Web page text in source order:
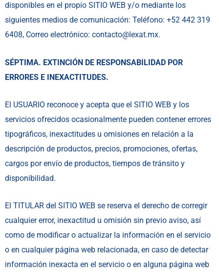
disponibles en el propio SITIO WEB y/o mediante los
siguientes medios de comunicación: Teléfono: +52 442 319
6408, Correo electrónico: contacto@lexat.mx.
SÉPTIMA. EXTINCIÓN DE RESPONSABILIDAD POR
ERRORES E INEXACTITUDES.
El USUARIO reconoce y acepta que el SITIO WEB y los
servicios ofrecidos ocasionalmente pueden contener errores
tipográficos, inexactitudes u omisiones en relación a la
descripción de productos, precios, promociones, ofertas,
cargos por envío de productos, tiempos de tránsito y
disponibilidad.
El TITULAR del SITIO WEB se reserva el derecho de corregir
cualquier error, inexactitud u omisión sin previo aviso, así
como de modificar o actualizar la información en el servicio
o en cualquier página web relacionada, en caso de detectar
información inexacta en el servicio o en alguna página web